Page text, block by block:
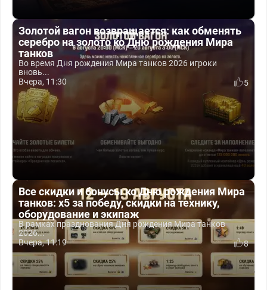
Золотой вагон возвращается: как обменять
серебро на золото ко Дню рождения Мира
танков
Во время Дня рождения Мира танков 2026 игроки
вновь...
Вчера, 11:30
5
Все скидки и бонусы ко Дню рождения Мира
танков: x5 за победу, скидки на технику,
оборудование и экипаж
В рамках празднования Дня рождения Мира танков
2026...
Вчера, 11:19
8